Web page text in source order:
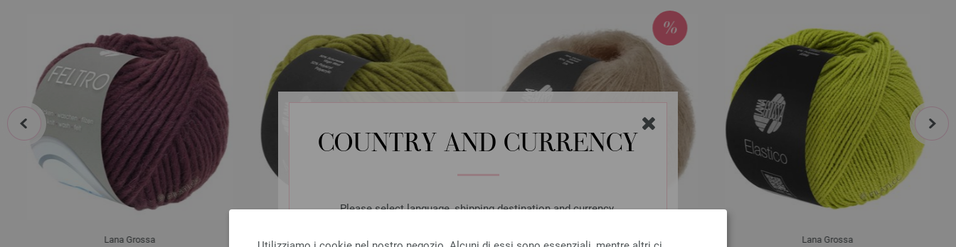
COUNTRY AND CURRENCY
Please select language, shipping destination and currency.
Lana Grossa Lana Grossa Lana Grossa Lana Grossa
prev next